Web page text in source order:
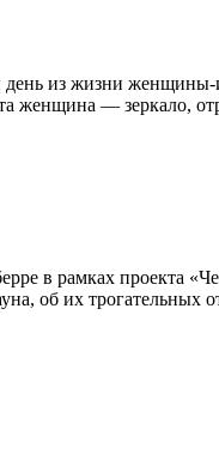
из жизни женщины-
женщина — зеркало,
в рамках проекта
об их трогательных